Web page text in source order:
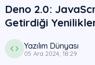
Deno 2.0:
Getirdiği
Yazılım Dünyası
05 Ara 2024, 18:29